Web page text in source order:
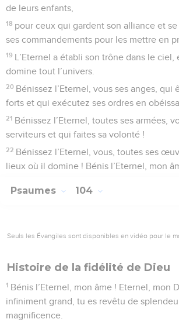
de leurs enfants,
18 pour ceux qui gardent son alliance et
ses commandements pour les mettre en
19 L’Eternel a établi son trône dans le ciel,
domine tout l’univers.
20 Bénissez l’Eternel, vous ses anges, qui
forts et qui exécutez ses ordres en
21 Bénissez l’Eternel, toutes ses armées,
serviteurs et qui faites sa volonté !
22 Bénissez l’Eternel, vous, toutes ses
lieux où il domine ! Bénis l’Eternel, mon
Psaumes 104
Seuls les Évangiles sont disponibles en vidéo pour le
Histoire de la fidélité de Dieu
1 Bénis l’Eternel, mon âme ! Eternel, mon
infiniment grand, tu es revêtu de
magnificence.